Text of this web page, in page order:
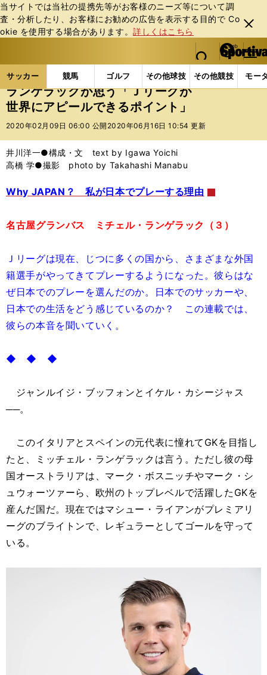
当サイトでは当社の提携先等がお客様のニーズ等について調
査・分析したり、お客様にお勧めの広告を表⽰する⽬的で Co
okie を使⽤する場合があります。詳しくはこちら
閉じ
る
web Sportiva (webスポルティーバ)
検索
マイペ
ー
ジ
メニュ
サッカー 競馬 ゴルフ その他球技 その他競技 モー
ス
ポ
ル
バ
サッカーの記事一覧 Jリーグ他 Jリーグ ランゲ
ランゲラックが思う「Ｊリーグが
世界にアピールできるポイント」
2020年02月09日 06:00 公開 2020年06月16日 10:54 更新
井川洋一●構成・文 text by Igawa Yoichi
高橋 学●撮影 photo by Takahashi Manabu
Why JAPAN？ 私が日本でプレーする理由
名古屋グランバス ミチェル・ランゲラック（３）
Ｊリーグは現在、じつに多くの国から、さまざまな外国
籍選手がやってきてプレーするようになった。彼らはな
ぜ日本でのプレーを選んだのか。日本でのサッカーや、
日本での生活をどう感じているのか？ この連載では、
彼らの本音を聞いていく。
◆ ◆ ◆
ジャンルイジ・ブッフォンとイケル・カシージャス
──。
このイタリアとスペインの元代表に憧れてGKを目指し
たと、ミッチェル・ランゲラックは言う。ただし彼の母
国オーストラリアは、マーク・ボスニッチやマーク・シ
ュウォーツァーら、欧州のトップレベルで活躍したGKを
産んだ国だ。現在ではマシュー・ライアンがプレミアリ
ーグのブライトンで、レギュラーとしてゴールを守って
いる。